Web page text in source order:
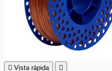
 Vista rápida 